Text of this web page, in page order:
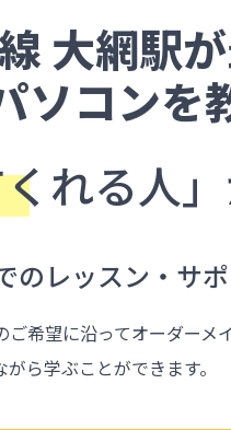
大網駅
ソコンを
れる人」
のレッスン・サ
ご希望に沿ってオーダー
ら学ぶことができます。